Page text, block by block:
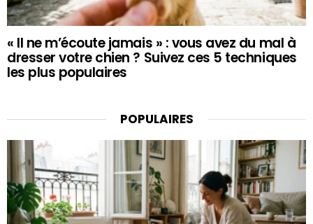
« Il ne m’écoute jamais » : vous avez du mal à
dresser votre chien ? Suivez ces 5 techniques
les plus populaires
POPULAIRES